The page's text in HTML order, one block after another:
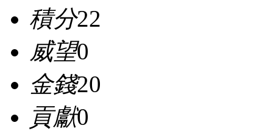
積分22
威望0
金錢20
貢獻0